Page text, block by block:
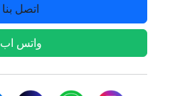
اتصل بنا
واتس اب